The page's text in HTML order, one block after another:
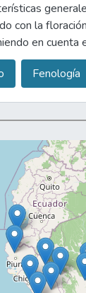
con la
en
floración.Fenología